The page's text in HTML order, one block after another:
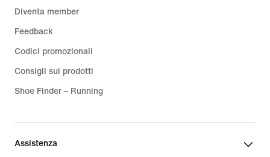
Diventa member
Feedback
Codici promozionali
Consigli sui prodotti
Shoe Finder – Running
Assistenza